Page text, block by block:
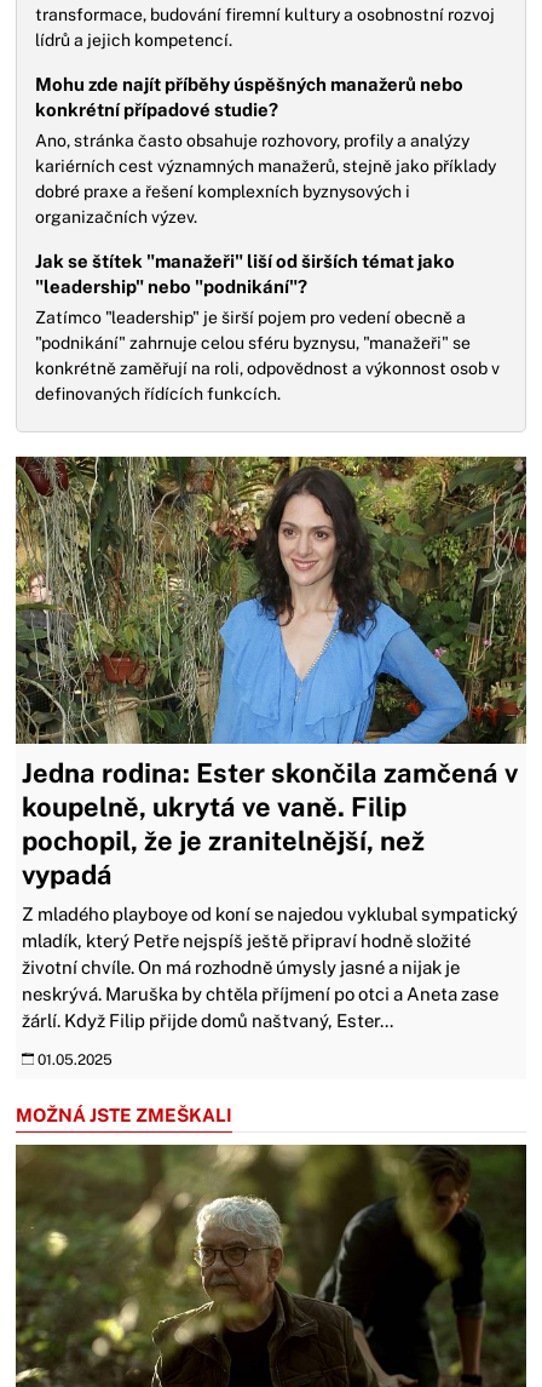
transformace, budování firemní kultury a osobnostní rozvoj
lídrů a jejich kompetencí.
Mohu zde najít příběhy úspěšných manažerů nebo
konkrétní případové studie?
Ano, stránka často obsahuje rozhovory, profily a analýzy
kariérních cest významných manažerů, stejně jako příklady
dobré praxe a řešení komplexních byznysových i
organizačních výzev.
Jak se štítek "manažeři" liší od širších témat jako
"leadership" nebo "podnikání"?
Zatímco "leadership" je širší pojem pro vedení obecně a
"podnikání" zahrnuje celou sféru byznysu, "manažeři" se
konkrétně zaměřují na roli, odpovědnost a výkonnost osob v
definovaných řídících funkcích.
Jedna rodina: Ester skončila zamčená v
koupelně, ukrytá ve vaně. Filip
pochopil, že je zranitelnější, než
vypadá
Z mladého playboye od koní se najedou vyklubal sympatický
mladík, který Petře nejspíš ještě připraví hodně složité
životní chvíle. On má rozhodně úmysly jasné a nijak je
neskrývá. Maruška by chtěla příjmení po otci a Aneta zase
žárlí. Když Filip přijde domů naštvaný, Ester...
01.05.2025
MOŽNÁ JSTE ZMEŠKALI